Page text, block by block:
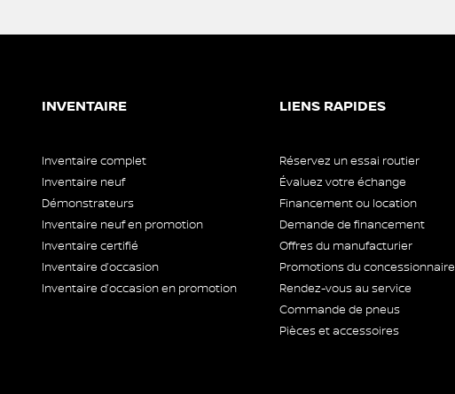
INVENTAIRE
Inventaire complet
Inventaire neuf
Démonstrateurs
Inventaire neuf en promotion
Inventaire certifié
Inventaire d’occasion
Inventaire d’occasion en promotion
LIENS RAPIDES
Réservez un essai routier
Évaluez votre échange
Financement ou location
Demande de financement
Offres du manufacturier
Promotions du concessionnaire
Rendez-vous au service
Commande de pneus
Pièces et accessoires